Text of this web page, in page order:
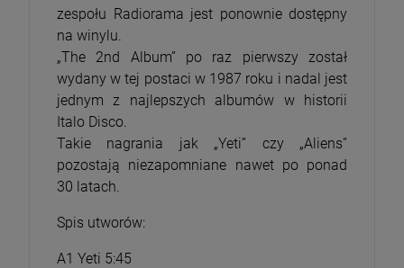
zespołu Radiorama jest ponownie dostępny
na winylu.
„The 2nd Album” po raz pierwszy został
wydany w tej postaci w 1987 roku i nadal jest
jednym z najlepszych albumów w historii
Italo Disco.
Takie nagrania jak „Yeti” czy „Aliens”
pozostają niezapomniane nawet po ponad
30 latach.
Spis utworów:
A1 Yeti 5:45